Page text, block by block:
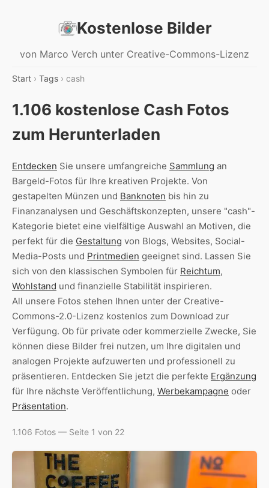
Kostenlose Bilder
von Marco Verch unter Creative-Commons-Lizenz
Start › Tags › cash
1.106 kostenlose Cash Fotos
zum Herunterladen
Entdecken Sie unsere umfangreiche Sammlung an
Bargeld-Fotos für Ihre kreativen Projekte. Von
gestapelten Münzen und Banknoten bis hin zu
Finanzanalysen und Geschäftskonzepten, unsere "cash"-
Kategorie bietet eine vielfältige Auswahl an Motiven, die
perfekt für die Gestaltung von Blogs, Websites, Social-
Media-Posts und Printmedien geeignet sind. Lassen Sie
sich von den klassischen Symbolen für Reichtum,
Wohlstand und finanzielle Stabilität inspirieren.
All unsere Fotos stehen Ihnen unter der Creative-
Commons-2.0-Lizenz kostenlos zum Download zur
Verfügung. Ob für private oder kommerzielle Zwecke, Sie
können diese Bilder frei nutzen, um Ihre digitalen und
analogen Projekte aufzuwerten und professionell zu
präsentieren. Entdecken Sie jetzt die perfekte Ergänzung
für Ihre nächste Veröffentlichung, Werbekampagne oder
Präsentation.
1.106 Fotos — Seite 1 von 22